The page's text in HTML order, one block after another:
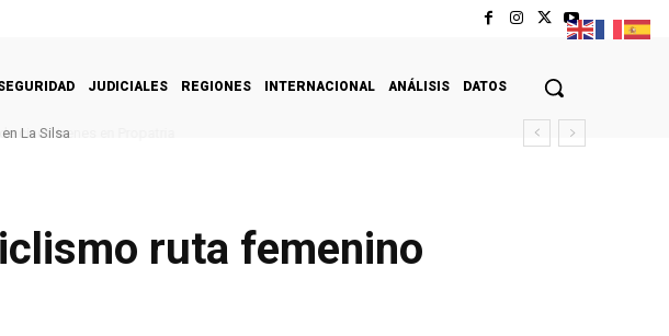
JUDICIALES REGIONES INTERNACIONAL ANÁLISIS DATOS
La Silsa
ruta femenino